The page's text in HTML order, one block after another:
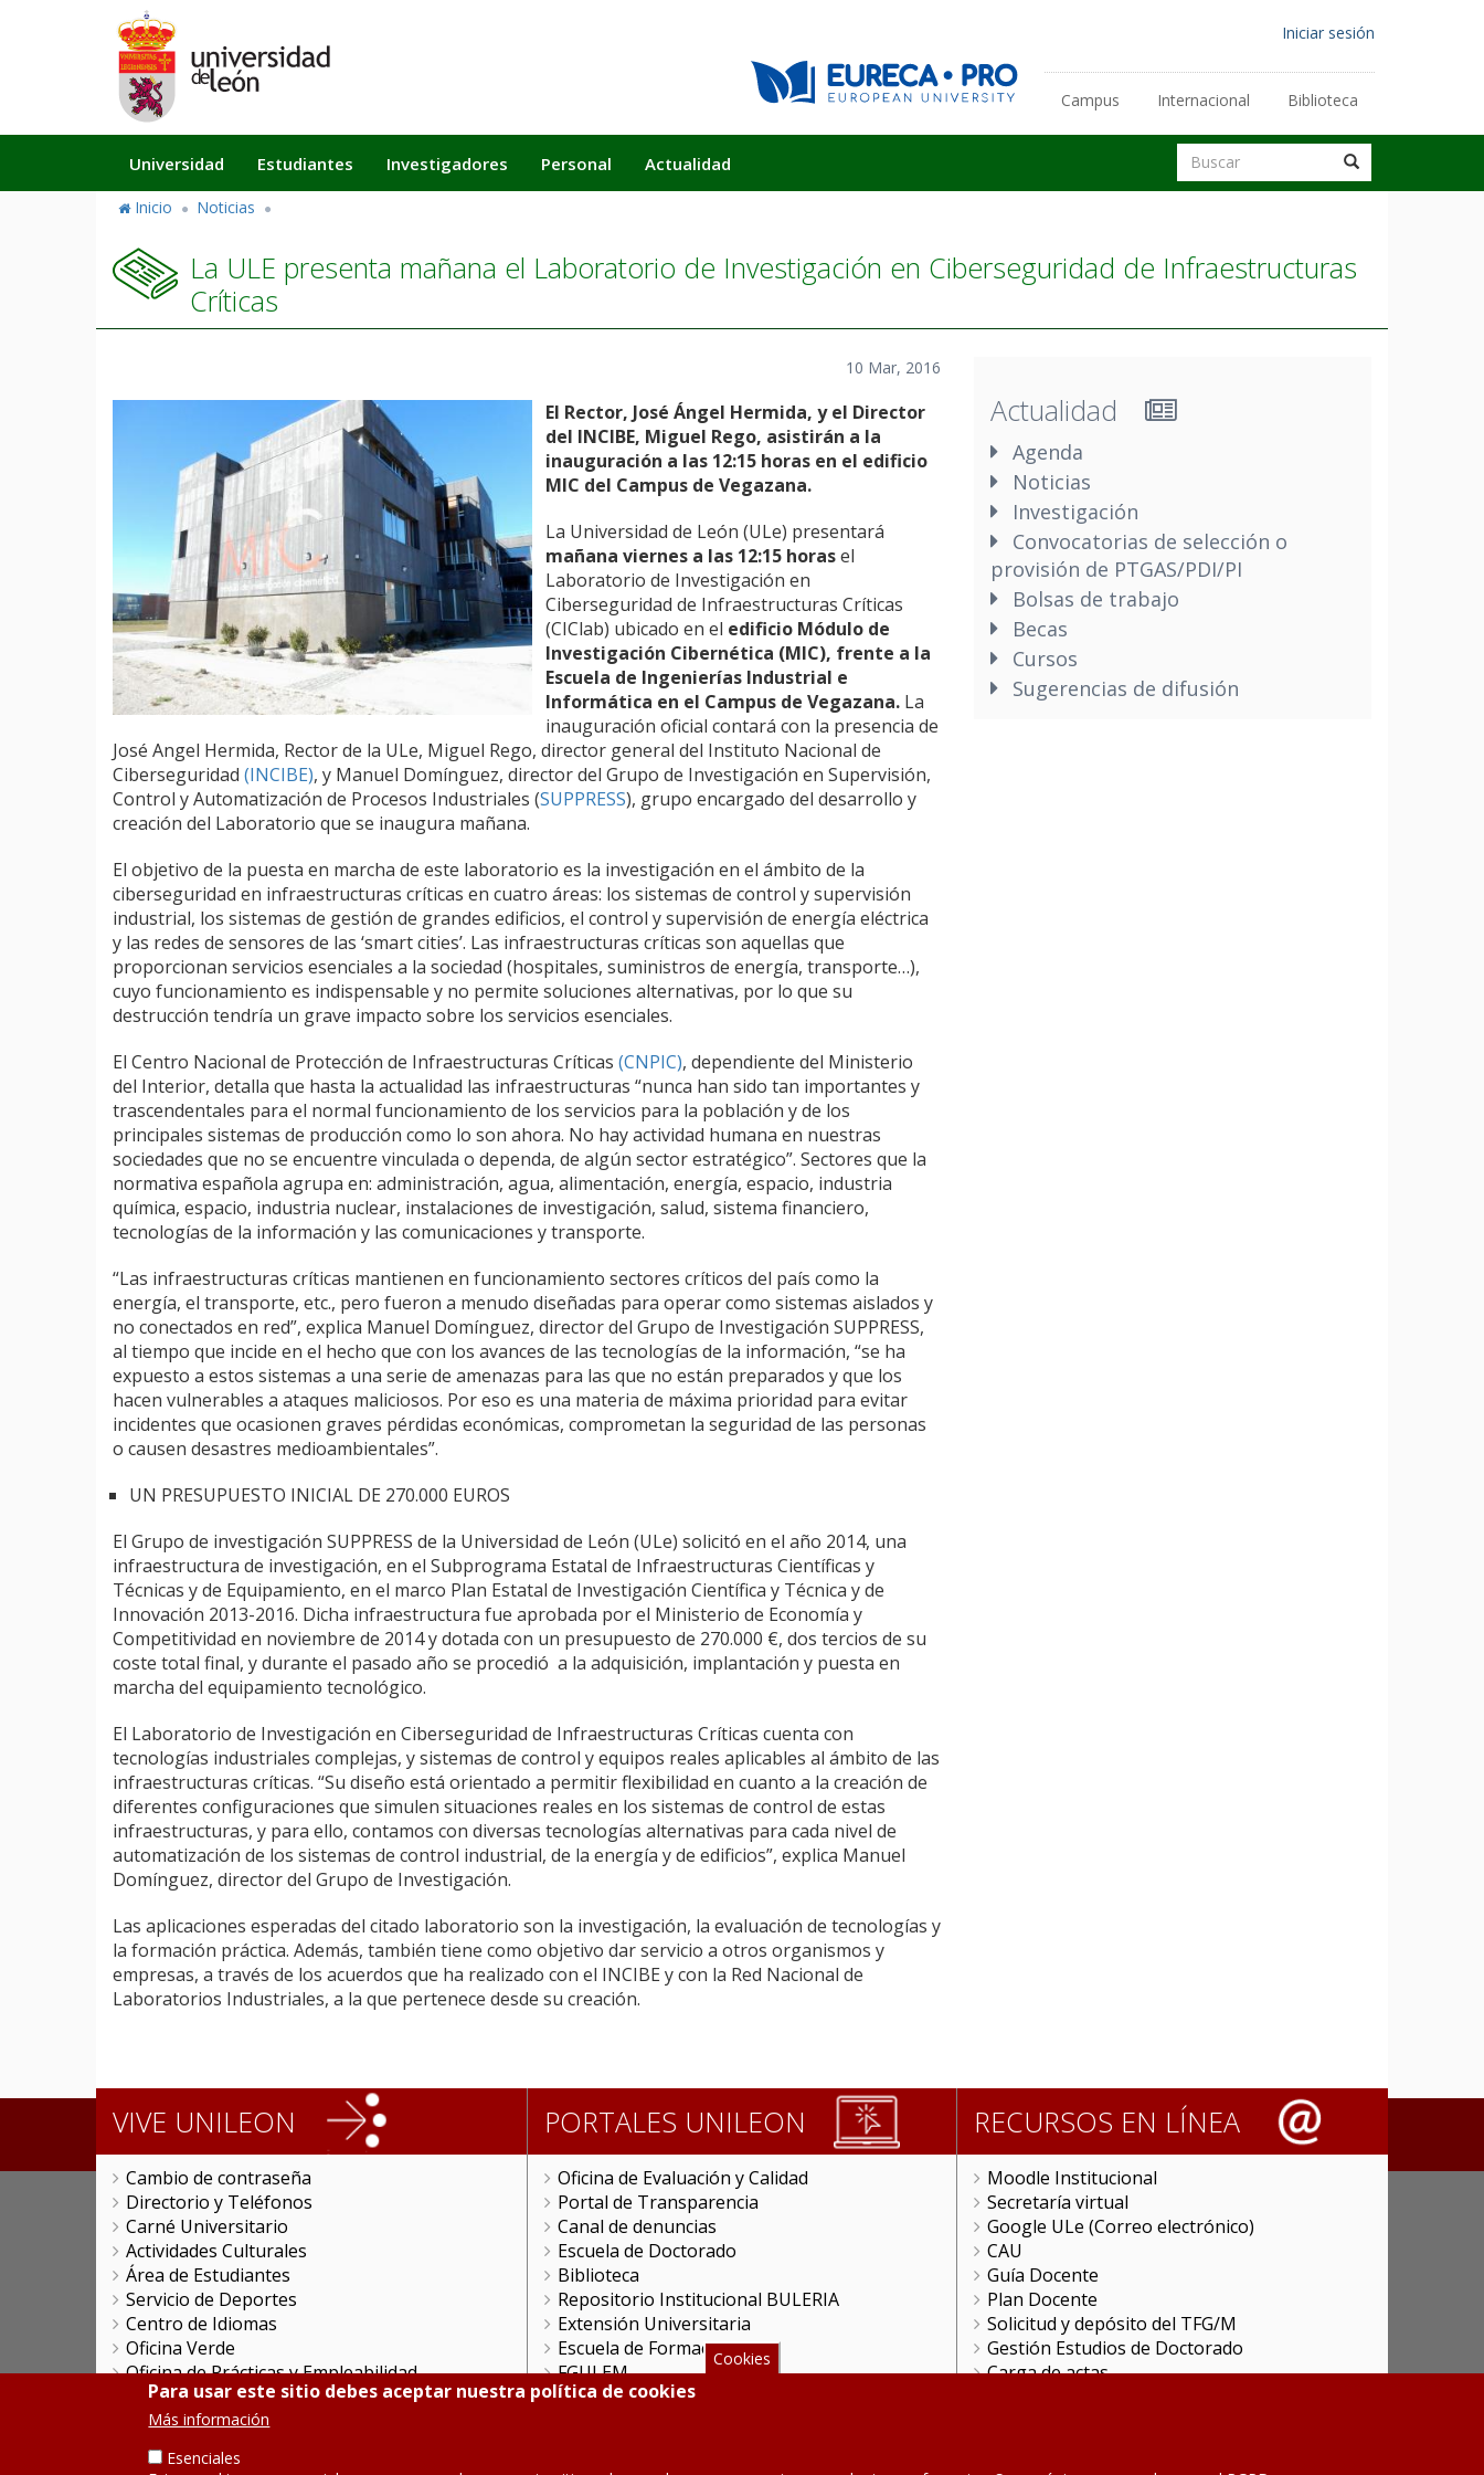
Menú
cuenta
de
usuario
Iniciar sesión
Enlaces
secundarios
Campus Internacional Biblioteca
Buscar
Buscar Buscar
Navegación
principal
Universidad Estudiantes Investigadores Personal Actualidad
Inicio Noticias
La ULE presenta mañana el Laboratorio de Investigación en Ciberseguridad de Infraestructuras
Críticas
10 Mar, 2016
El Rector, José Ángel Hermida, y el Director
del INCIBE, Miguel Rego, asistirán a la
inauguración a las 12:15 horas en el edificio
MIC del Campus de Vegazana.
La Universidad de León (ULe) presentará
mañana viernes a las 12:15 horasel
Laboratorio de Investigación en
Ciberseguridad de Infraestructuras Críticas
(CIClab) ubicado en el edificio Módulo de
Investigación Cibernética (MIC), frente a la
Escuela de Ingenierías Industrial e
Informática en el Campus de Vegazana. La
inauguración oficial contará con la presencia de
José Angel Hermida, Rector de la ULe, Miguel Rego, director general del Instituto Nacional de
Ciberseguridad (INCIBE), y Manuel Domínguez, director del Grupo de Investigación en Supervisión,
Control y Automatización de Procesos Industriales (SUPPRESS), grupo encargado del desarrollo y
creación del Laboratorio que se inaugura mañana.
El objetivo de la puesta en marcha de este laboratorio es la investigación en el ámbito de la
ciberseguridad en infraestructuras críticas en cuatro áreas: los sistemas de control y supervisión
industrial, los sistemas de gestión de grandes edificios, el control y supervisión de energía eléctrica
y las redes de sensores de las ‘smart cities’. Las infraestructuras críticas son aquellas que
proporcionan servicios esenciales a la sociedad (hospitales, suministros de energía, transporte…),
cuyo funcionamiento es indispensable y no permite soluciones alternativas, por lo que su
destrucción tendría un grave impacto sobre los servicios esenciales.
El Centro Nacional de Protección de Infraestructuras Críticas (CNPIC), dependiente del Ministerio
del Interior, detalla que hasta la actualidad las infraestructuras “nunca han sido tan importantes y
trascendentales para el normal funcionamiento de los servicios para la población y de los
principales sistemas de producción como lo son ahora. No hay actividad humana en nuestras
sociedades que no se encuentre vinculada o dependa, de algún sector estratégico”. Sectores que la
normativa española agrupa en: administración, agua, alimentación, energía, espacio, industria
química, espacio, industria nuclear, instalaciones de investigación, salud, sistema financiero,
tecnologías de la información y las comunicaciones y transporte.
“Las infraestructuras críticas mantienen en funcionamiento sectores críticos del país como la
energía, el transporte, etc., pero fueron a menudo diseñadas para operar como sistemas aislados y
no conectados en red”, explica Manuel Domínguez, director del Grupo de Investigación SUPPRESS,
al tiempo que incide en el hecho que con los avances de las tecnologías de la información, “se ha
expuesto a estos sistemas a una serie de amenazas para las que no están preparados y que los
hacen vulnerables a ataques maliciosos. Por eso es una materia de máxima prioridad para evitar
incidentes que ocasionen graves pérdidas económicas, comprometan la seguridad de las personas
o causen desastres medioambientales”.
UN PRESUPUESTO INICIAL DE 270.000 EUROS
El Grupo de investigación SUPPRESS de la Universidad de León (ULe) solicitó en el año 2014, una
infraestructura de investigación, en el Subprograma Estatal de Infraestructuras Científicas y
Técnicas y de Equipamiento, en el marco Plan Estatal de Investigación Científica y Técnica y de
Innovación 2013-2016. Dicha infraestructura fue aprobada por el Ministerio de Economía y
Competitividad en noviembre de 2014 y dotada con un presupuesto de 270.000 €, dos tercios de su
coste total final, y durante el pasado año se procedió a la adquisición, implantación y puesta en
marcha del equipamiento tecnológico.
El Laboratorio de Investigación en Ciberseguridad de Infraestructuras Críticas cuenta con
tecnologías industriales complejas, y sistemas de control y equipos reales aplicables al ámbito de las
infraestructuras críticas. “Su diseño está orientado a permitir flexibilidad en cuanto a la creación de
diferentes configuraciones que simulen situaciones reales en los sistemas de control de estas
infraestructuras, y para ello, contamos con diversas tecnologías alternativas para cada nivel de
automatización de los sistemas de control industrial, de la energía y de edificios”, explica Manuel
Domínguez, director del Grupo de Investigación.
Las aplicaciones esperadas del citado laboratorio son la investigación, la evaluación de tecnologías y
la formación práctica. Además, también tiene como objetivo dar servicio a otros organismos y
empresas, a través de los acuerdos que ha realizado con el INCIBE y con la Red Nacional de
Laboratorios Industriales, a la que pertenece desde su creación.
Actualidad
Agenda
Noticias
Investigación
Convocatorias de selección o
provisión de PTGAS/PDI/PI
Bolsas de trabajo
Becas
Cursos
Sugerencias de difusión
VIVE UNILEON
Cambio de contraseña
Directorio y Teléfonos
Carné Universitario
Actividades Culturales
Área de Estudiantes
Servicio de Deportes
Centro de Idiomas
Oficina Verde
Oficina de Prácticas y Empleabilidad
Colegio Mayor San Isidoro
Colegio Mayor 'La Tebaida'
Servicios Universitarios Generales
Promociones Comerciales
PORTALES UNILEON
Oficina de Evaluación y Calidad
Portal de Transparencia
Canal de denuncias
Escuela de Doctorado
Biblioteca
Repositorio Institucional BULERIA
Extensión Universitaria
Escuela de Formación
FGULEM
Videoteca
HRS4R en la ULE
RECURSOS EN LÍNEA
Moodle Institucional
Secretaría virtual
Google ULe (Correo electrónico)
CAU
Guía Docente
Plan Docente
Solicitud y depósito del TFG/M
Gestión Estudios de Doctorado
Carga de actas
Perfil del Contratante
Cookies
Para usar este sitio debes aceptar nuestra política de cookies
Más información
Esenciales